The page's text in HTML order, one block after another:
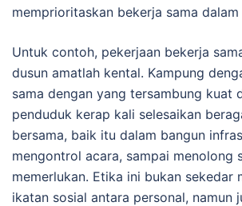
memprioritaskan bekerja sama dalam
Untuk contoh, pekerjaan bekerja
dusun amatlah kental. Kampung
sama dengan yang tersambung kuat
penduduk kerap kali selesaikan
bersama, baik itu dalam bangun
mengontrol acara, sampai menolong
memerlukan. Etika ini bukan sekedar
ikatan sosial antara personal, namun